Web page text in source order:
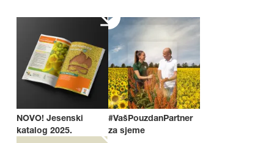
NOVO! Jesenski
katalog 2025.
#VašPouzdanPartner
za sjeme